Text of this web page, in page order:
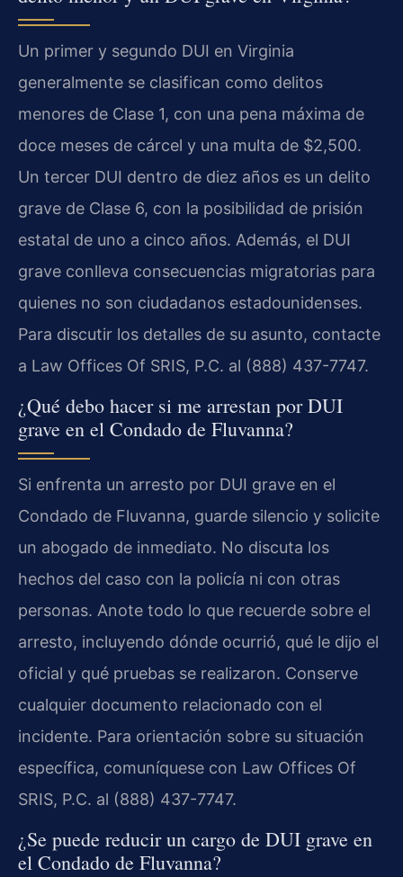
Un primer y segundo DUI en Virginia
generalmente se clasifican como delitos
menores de Clase 1, con una pena máxima de
doce meses de cárcel y una multa de $2,500.
Un tercer DUI dentro de diez años es un delito
grave de Clase 6, con la posibilidad de prisión
estatal de uno a cinco años. Además, el DUI
grave conlleva consecuencias migratorias para
quienes no son ciudadanos estadounidenses.
Para discutir los detalles de su asunto, contacte
a Law Offices Of SRIS, P.C. al (888) 437-7747.
¿Qué debo hacer si me arrestan por DUI
grave en el Condado de Fluvanna?
Si enfrenta un arresto por DUI grave en el
Condado de Fluvanna, guarde silencio y solicite
un abogado de inmediato. No discuta los
hechos del caso con la policía ni con otras
personas. Anote todo lo que recuerde sobre el
arresto, incluyendo dónde ocurrió, qué le dijo el
oficial y qué pruebas se realizaron. Conserve
cualquier documento relacionado con el
incidente. Para orientación sobre su situación
específica, comuníquese con Law Offices Of
SRIS, P.C. al (888) 437-7747.
¿Se puede reducir un cargo de DUI grave en
el Condado de Fluvanna?